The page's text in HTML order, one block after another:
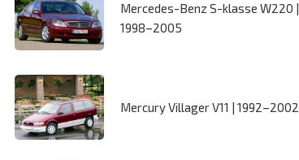
Mercedes-Benz S-klasse W220 |
1998–2005
Mercury Villager V11 | 1992–2002